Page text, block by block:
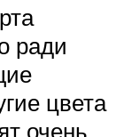
ради
цвета
очень